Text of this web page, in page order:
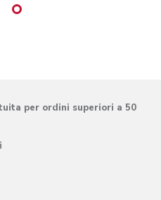
per ordini superiori a 50